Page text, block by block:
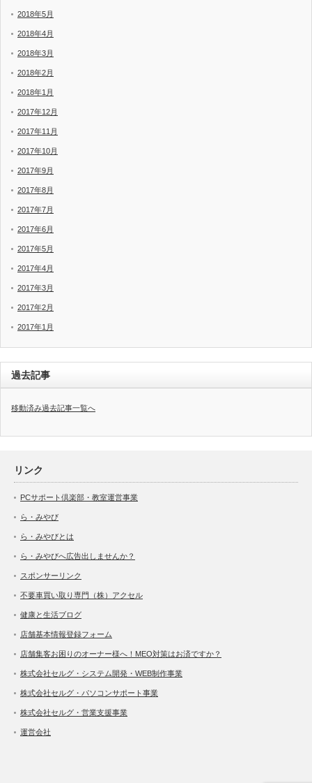
2018年5月
2018年4月
2018年3月
2018年2月
2018年1月
2017年12月
2017年11月
2017年10月
2017年9月
2017年8月
2017年7月
2017年6月
2017年5月
2017年4月
2017年3月
2017年2月
2017年1月
過去記事
移動済み過去記事一覧へ
リンク
PCサポート倶楽部・教室運営事業
ら・みやび
ら・みやびとは
ら・みやびへ広告出しませんか？
スポンサーリンク
不要車買い取り専門（株）アクセル
健康と生活ブログ
店舗基本情報登録フォーム
店舗集客お困りのオーナー様へ！MEO対策はお済ですか？
株式会社セルグ・システム開発・WEB制作事業
株式会社セルグ・パソコンサポート事業
株式会社セルグ・営業支援事業
運営会社